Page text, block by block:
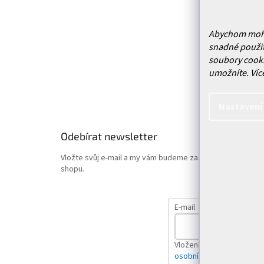
Abychom
snadné
soubory
umožníte.
Odebírat newsletter
Vložte svůj e-mail a my vám budeme zasílat informace o
shopu.
E-mail
Vložením e-mailu
osobních údajů